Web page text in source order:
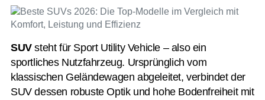
SUVsteht für Sport Utility Vehicle – also ein
sportliches Nutzfahrzeug. Ursprünglich vom
klassischen Geländewagen abgeleitet, verbindet der
SUV dessen robuste Optik und hohe Bodenfreiheit mit